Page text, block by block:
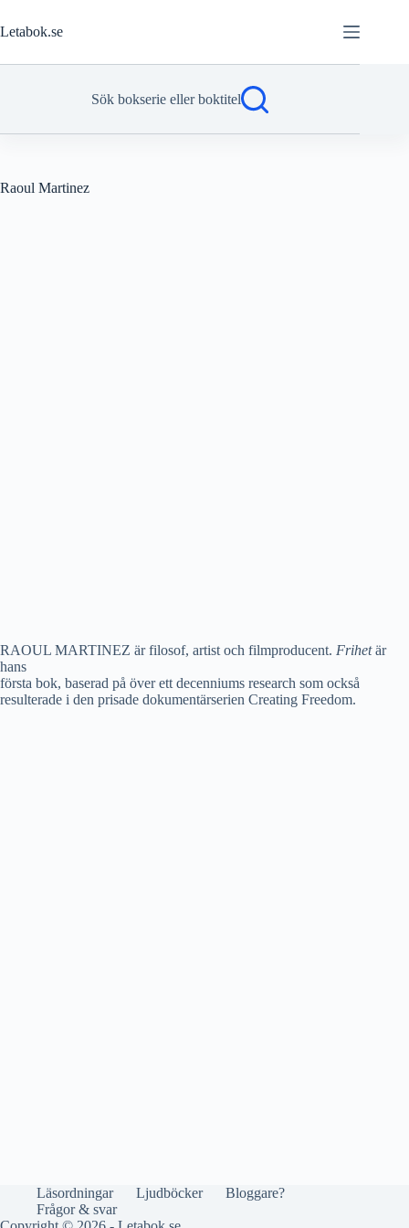
till
innehåll
Letabok.se
Sök bokserie eller boktitel
Raoul Martinez
RAOUL MARTINEZ är filosof, artist och filmproducent. Frihetär
hans
första bok, baserad på över ett decenniums research som också
resulterade i den prisade dokumentärserien Creating Freedom.
Läsordningar Ljudböcker
Bloggare?
Frågor & svar